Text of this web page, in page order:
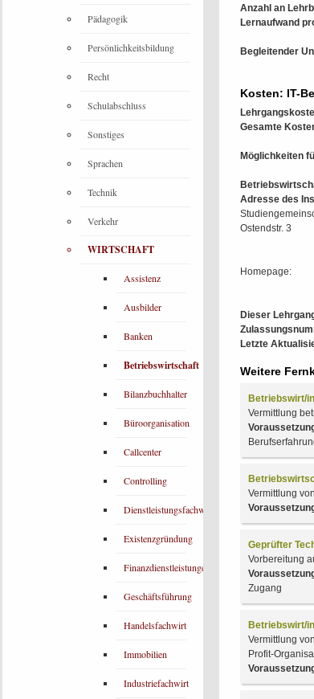
Anzahl an
Lernaufwand
Begleitender
Kosten: IT-
Gesamte
Möglichkeiten
Adresse des
Ostendstr. 3
Homepage:
Dieser
Letzte
Weitere
Betriebswirt/
Vermittlung
Vermittlung
Geprüfter
Vorbereitung
Zugang
Betriebswirt/
Vermittlung
Profit-
Pädagogik
Persönlichkeitsbildung
Recht
Schulabschluss
Sonstiges
Sprachen
Technik
Verkehr
WIRTSCHAFT
Assistenz
Ausbilder
Banken
Betriebswirtschaft
Bilanzbuchhalter
Büroorganisation
Callcenter
Controlling
Dienstleistungsfachwirt
Existenzgründung
Finanzdienstleistungen
Geschäftsführung
Handelsfachwirt
Immobilien
Industriefachwirt